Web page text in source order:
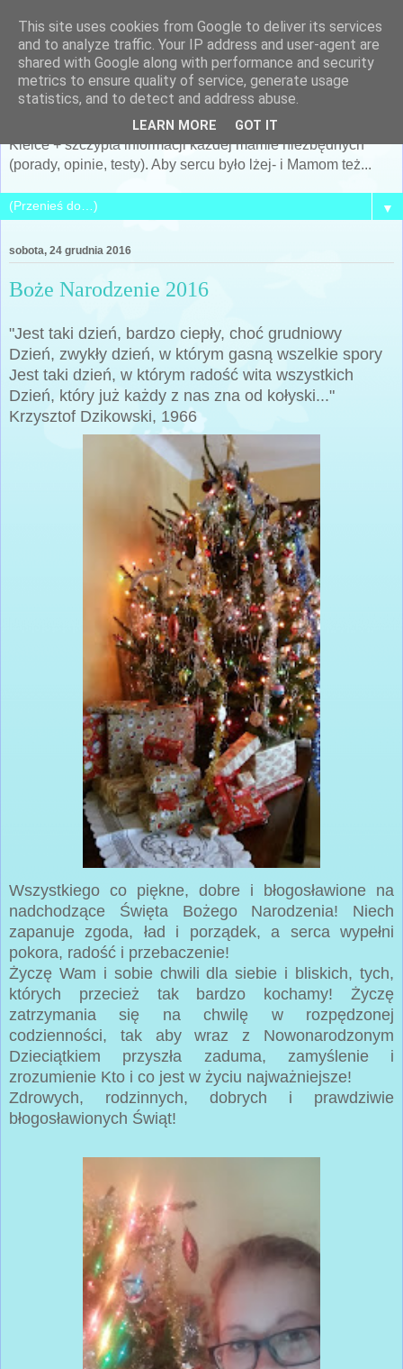
Po prostu MAMA... czyli
Siostra Archeo
Kobieta, Matka, żona... i cały mój świat... + archeologia +
Kielce + szczypta informacji każdej mamie niezbędnych
(porady, opinie, testy). Aby sercu było lżej- i Mamom też...
▼
sobota, 24 grudnia 2016
Boże Narodzenie 2016
"Jest taki dzień, bardzo ciepły, choć grudniowy
Dzień, zwykły dzień, w którym gasną wszelkie spory
Jest taki dzień, w którym radość wita wszystkich
Dzień, który już każdy z nas zna od kołyski..."
Krzysztof Dzikowski, 1966
Wszystkiego co piękne, dobre i błogosławione na
nadchodzące Święta Bożego Narodzenia! Niech
zapanuje zgoda, ład i porządek, a serca wypełni
pokora, radość i przebaczenie!
Życzę Wam i sobie chwili dla siebie i bliskich, tych,
których przecież tak bardzo kochamy! Życzę
zatrzymania się na chwilę w rozpędzonej
codzienności, tak aby wraz z Nowonarodzonym
Dzieciątkiem przyszła zaduma, zamyślenie i
zrozumienie Kto i co jest w życiu najważniejsze!
Zdrowych, rodzinnych, dobrych i prawdziwie
błogosławionych Świąt!
This site uses cookies from Google to deliver its services
and to analyze traffic. Your IP address and user-agent are
shared with Google along with performance and security
metrics to ensure quality of service, generate usage
statistics, and to detect and address abuse.
LEARN MORE GOT IT